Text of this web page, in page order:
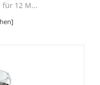
für 12 M...